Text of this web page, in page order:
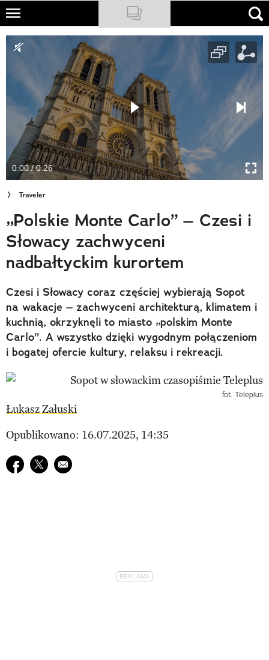
Skip
main
NATIONAL GEOGRAPHIC
PODCASTY
Sklep
Newsletter
Cuda Polski
Wielki Konkurs Fotograficzny
Trendbook Podróżniczy
Polecane
0:00 / 0:26
Traveler
„Polskie Monte Carlo” – Czesi i
Słowacy zachwyceni
nadbałtyckim kurortem
Czesi i Słowacy coraz częściej wybierają Sopot
na wakacje – zachwyceni architekturą, klimatem i
kuchnią, okrzyknęli to miasto „polskim Monte
Carlo”. A wszystko dzięki wygodnym połączeniom
i bogatej ofercie kultury, relaksu i rekreacji.
fot. Teleplus
Łukasz Załuski
Opublikowano: 16.07.2025, 14:35
Udostępnij na facebook
Udostępnij na twitter
E-mail do przyjaciela